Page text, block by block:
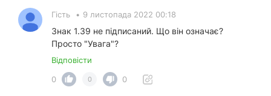
Гість • 9 листопада 2022 00:18
Знак 1.39 не підписаний. Що він означає?
Просто "Увага"?
Відповісти
0
0 0